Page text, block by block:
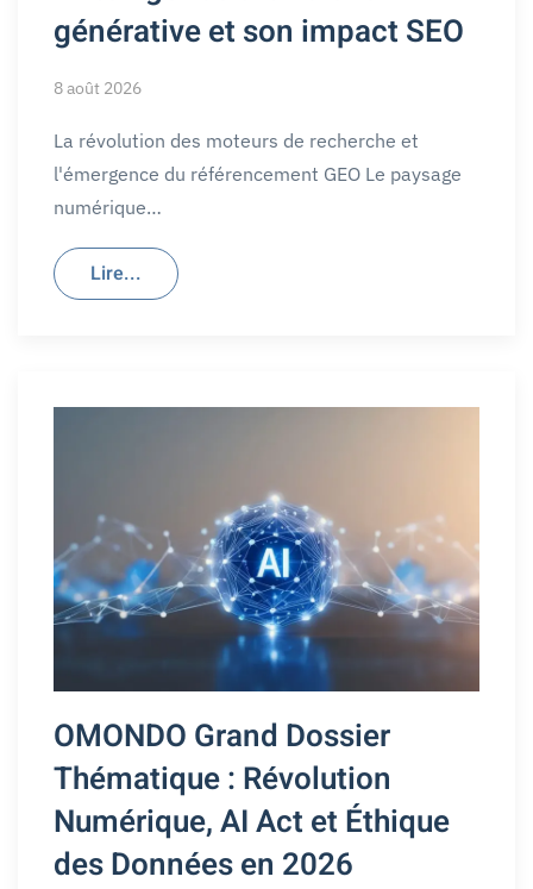
générative et son impact SEO
8 août 2026
La révolution des moteurs de recherche et
l'émergence du référencement GEO Le paysage
numérique…
Lire...
OMONDO Grand Dossier
Thématique : Révolution
Numérique, AI Act et Éthique
des Données en 2026